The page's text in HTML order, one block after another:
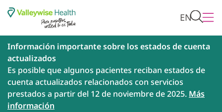
EN
Información importante sobre los estados de cuenta
actualizados
Es posible que algunos pacientes reciban estados de
cuenta actualizados relacionados con servicios
prestados a partir del 12 de noviembre de 2025. Más
información